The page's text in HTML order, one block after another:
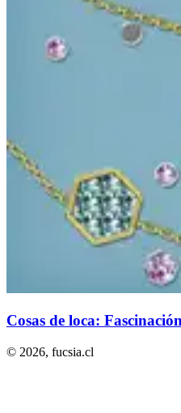
Cosas de loca:
© 2026, fucsia.cl